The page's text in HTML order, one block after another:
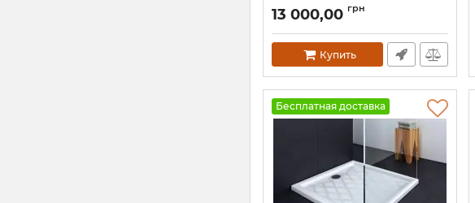
Артикул:134A100
13 000,00 грн
Купить
Бесплатная доставка